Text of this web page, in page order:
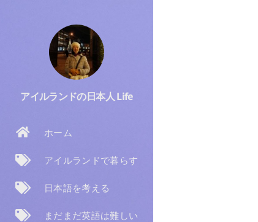
アイルランドの日本人 Life
ホーム
アイルランドで暮らす
日本語を考える
まだまだ英語は難しい